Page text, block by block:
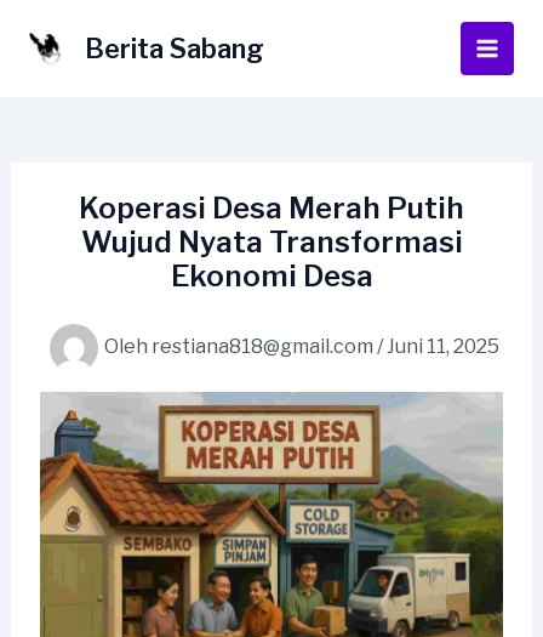
Berita Sabang
Main
Koperasi Desa Merah Putih
Wujud Nyata Transformasi
Ekonomi Desa
Oleh restiana818@gmail.com /Juni 11, 2025